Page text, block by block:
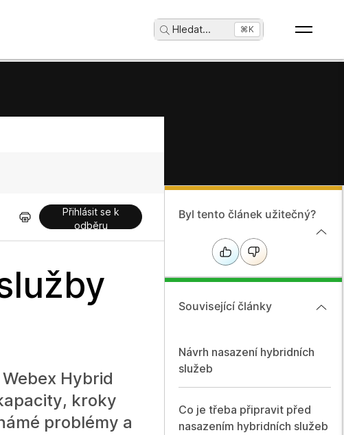
Hledat... ⌘K
Přihlásit se k
odběru
Hybrid
kroky
problémy a
Byl tento článek užitečný?
Související články
Návrh nasazení hybridních
služeb
Co je třeba připravit před
nasazením hybridních služeb